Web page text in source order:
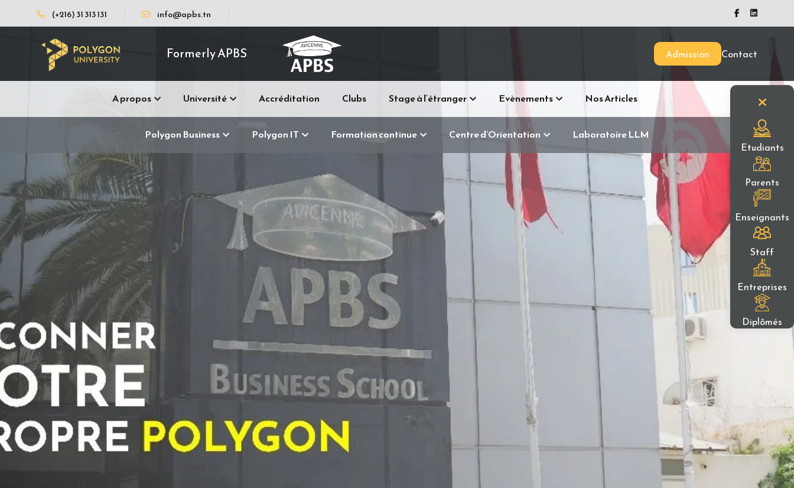
Etudiants
Parents
Enseignants
Staff
Entreprises
Diplômés
(+216) 31 313 131 info@apbs.tn
Formerly APBS Admission Contact
A propos Université Accréditation Clubs Stage à l‘étranger Evènements Nos Articles
Polygon Business Polygon IT Formation continue Centre d’Orientation Laboratoire LLM